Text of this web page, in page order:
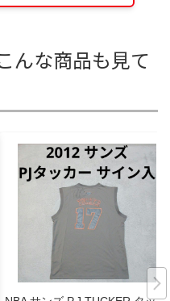
んな商品も見て